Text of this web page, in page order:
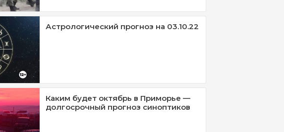
Астрологический прогноз на 03.10.22
Каким будет октябрь в Приморье —
долгосрочный прогноз синоптиков